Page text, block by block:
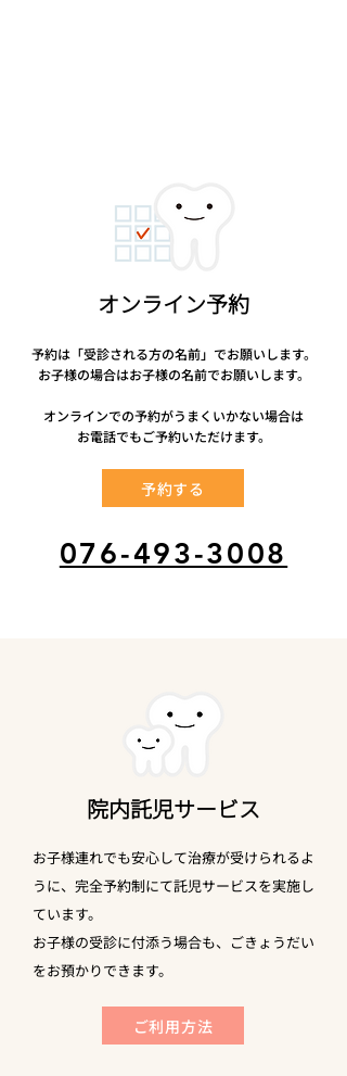
オンライン予約
予約は「受診される方の名前」でお願いします。
お子様の場合はお子様の名前でお願いします。
オンラインでの予約がうまくいかない場合は
お電話でもご予約いただけます。
予約する
076-493-3008
​院内託児サービス
お子様連れでも安心して治療が受けられるよ
うに、完全予約制にて託児サービスを実施し
ています。
お子様の受診に付添う場合も、ごきょうだい
をお預かりできます。
ご利用方法